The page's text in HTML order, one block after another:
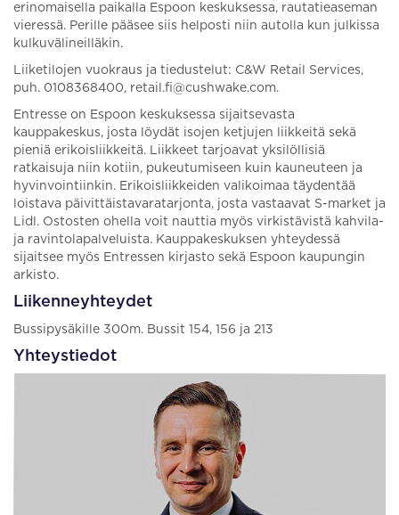
erinomaisella paikalla Espoon keskuksessa, rautatieaseman
vieressä. Perille pääsee siis helposti niin autolla kun julkissa
kulkuvälineilläkin.
Liiketilojen vuokraus ja tiedustelut: C&W Retail Services,
puh. 0108368400, retail.fi@cushwake.com.
Entresse on Espoon keskuksessa sijaitsevasta
kauppakeskus, josta löydät isojen ketjujen liikkeitä sekä
pieniä erikoisliikkeitä. Liikkeet tarjoavat yksilöllisiä
ratkaisuja niin kotiin, pukeutumiseen kuin kauneuteen ja
hyvinvointiinkin. Erikoisliikkeiden valikoimaa täydentää
loistava päivittäistavaratarjonta, josta vastaavat S-market ja
Lidl. Ostosten ohella voit nauttia myös virkistävistä kahvila-
ja ravintolapalveluista. Kauppakeskuksen yhteydessä
sijaitsee myös Entressen kirjasto sekä Espoon kaupungin
arkisto.
Liikenneyhteydet
Bussipysäkille 300m. Bussit 154, 156 ja 213
Yhteystiedot